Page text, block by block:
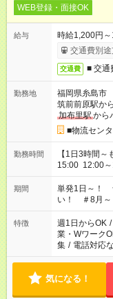
WEB登録・面接OK
給与
時給1,200円～
交通費別途
交通費 ■ 交通
勤務地
福岡県糸島市
筑前前原駅か
加布里駅から
■物流セン
勤務時間
【1日3時間～も相談OK!】 ＜シ
15:00 12:00～17:00
お気軽にご相
期間
単発1日～！
い！ ＃8月
特徴 週1日からOK /
業・Wワーク
集 / 電話対応
気になる！